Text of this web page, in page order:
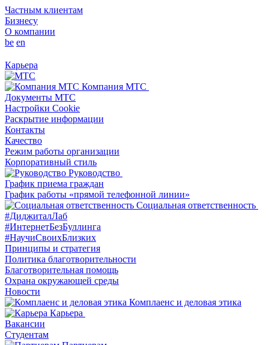
Частным клиентам
Бизнесу
О компании
be en
Карьера
Компания МТС
Документы МТС
Настройки Cookie
Раскрытие информации
Контакты
Качество
Режим работы организации
Корпоративный стиль
Руководство
График приема граждан
График работы «прямой телефонной линии»
Социальная ответственность
#ДиджиталЛаб
#ИнтернетБезБуллинга
#НаучиСвоихБлизких
Принципы и стратегия
Политика благотворительности
Благотворительная помощь
Охрана окружающей среды
Новости
Комплаенс и деловая этика
Карьера
Вакансии
Студентам